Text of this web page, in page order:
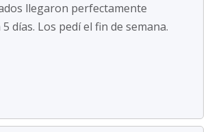
llegaron perfectamente
días. Los pedí el fin de semana.